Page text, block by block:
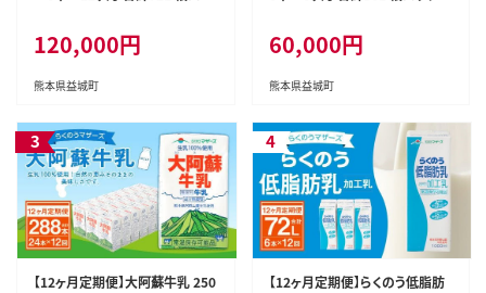
120,000円
熊本県益城町
60,000円
熊本県益城町
【12ヶ月定期便】大阿蘇牛乳 250
【12ヶ月定期便】らくのう低脂肪